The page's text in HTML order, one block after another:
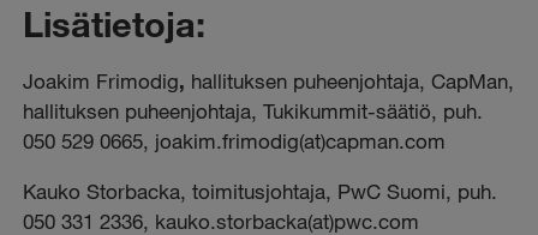
Lisätietoja:
Joakim Frimodig, hallituksen puheenjohtaja, CapMan,
hallituksen puheenjohtaja, Tukikummit-säätiö, puh.
050 529 0665, joakim.frimodig(at)capman.com
Kauko Storbacka, toimitusjohtaja, PwC Suomi, puh.
050 331 2336, kauko.storbacka(at)pwc.com